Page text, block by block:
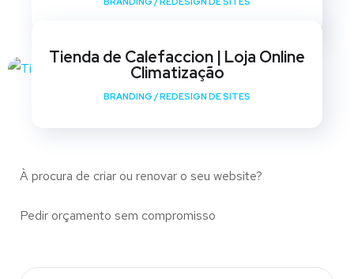
Tienda de Calefaccion | Loja Online
Climatização
BRANDING /REDESIGN DE SITES
À procura de criar ou renovar o seu website?
Pedir orçamento sem compromisso